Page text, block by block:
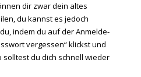
dir zwar dein altes
du kannst es jedoch
indem du auf der Anmelde-
vergessen“ klickst und
solltest du dich schnell wieder